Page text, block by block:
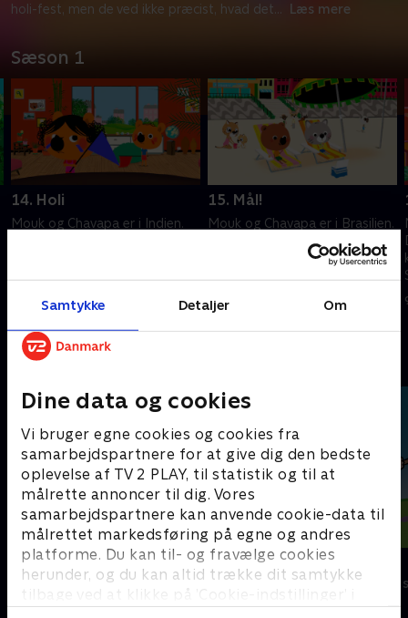
Samtykke Detaljer Om
Dine data og cookies
Vi bruger egne cookies og cookies fra
samarbejdspartnere for at give dig den bedste
oplevelse af TV 2 PLAY, til statistik og til at
målrette annoncer til dig. Vores
samarbejdspartnere kan anvende cookie-data til
målrettet markedsføring på egne og andres
platforme. Du kan til- og fravælge cookies
herunder, og du kan altid trække dit samtykke
tilbage ved at klikke på ’Cookie-indstillinger’ i
holi-fest, men de ved ikke præcist, hvad det
Læs mere
Sæson 1
14. Holi
Mouk og Chavapa er i Indien.
3. februar 2013 • 11 min
15. Mål!
Mouk og Chavapa er i Brasilien.
De vil ikke gå glip af den store
fodboldkamp i fjernsynet, men
billedet.
9. februar 2013 • 11 min
Andre så også
Peddersen & Findus
Børneserier • 2 sæsoner
Louie
Børneserier • 1